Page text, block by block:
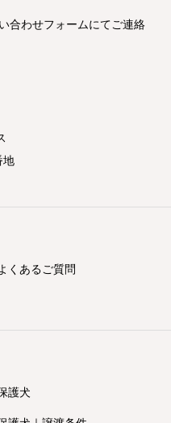
合わせフォームにてご連絡
地
くあるご質問
護犬